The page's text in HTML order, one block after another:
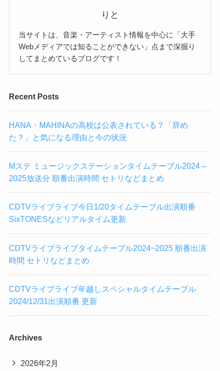
りと
当サイトは、音楽・アーティスト情報を中心に「大手
Webメディアでは知ることができない」点まで深掘り
してまとめているブログです！
Recent Posts
HANA・MAHINAの高校は公表されている？「辞め
た？」と気になる理由と今の状況
Mステ ミュージックステーションタイムテーブル2024～
2025放送分 順番出演時間 セトリなどまとめ
CDTVライブライブ今日1/20タイムテーブル出演順番
SixTONESなどリアルタイム更新
CDTVライブライブタイムテーブル2024~2025 順番出演
時間 セトリなどまとめ
CDTVライブライブ年越しスペシャルタイムテーブル
2024/12/31出演順番 更新
Archives
2026年2月